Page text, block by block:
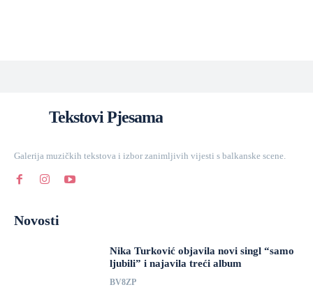
Tekstovi Pjesama
Galerija muzičkih tekstova i izbor zanimljivih vijesti s balkanske scene.
Novosti
Nika Turković objavila novi singl “samo
ljubili” i najavila treći album
BV8ZP